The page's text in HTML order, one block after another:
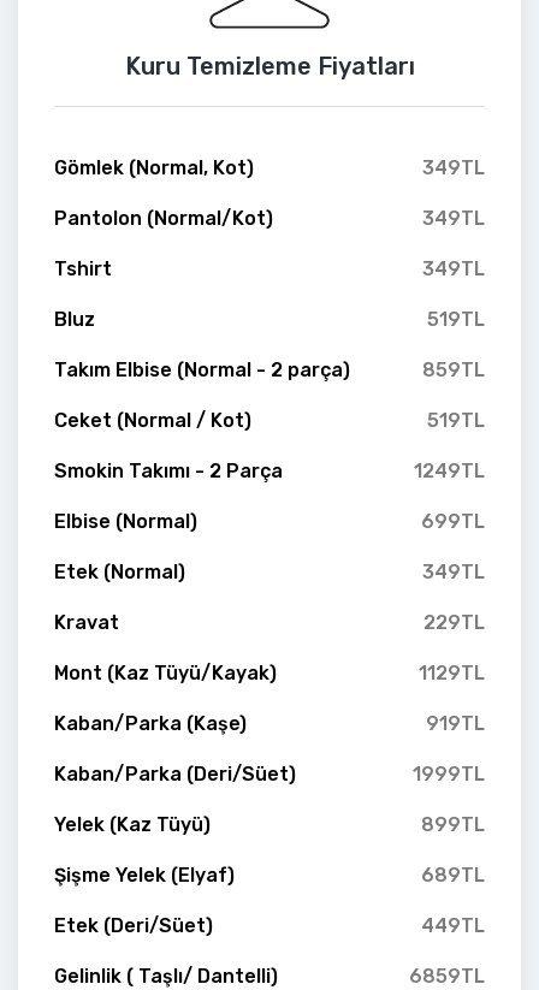
Kuru Temizleme Fiyatları
Gömlek (Normal, Kot) 349TL
Pantolon (Normal/Kot) 349TL
Tshirt 349TL
Bluz 519TL
Takım Elbise (Normal - 2 parça) 859TL
Ceket (Normal / Kot) 519TL
Smokin Takımı - 2 Parça 1249TL
Elbise (Normal) 699TL
Etek (Normal) 349TL
Kravat 229TL
Mont (Kaz Tüyü/Kayak) 1129TL
Kaban/Parka (Kaşe) 919TL
Kaban/Parka (Deri/Süet) 1999TL
Yelek (Kaz Tüyü) 899TL
Şişme Yelek (Elyaf) 689TL
Etek (Deri/Süet) 449TL
Gelinlik ( Taşlı/ Dantelli) 6859TL